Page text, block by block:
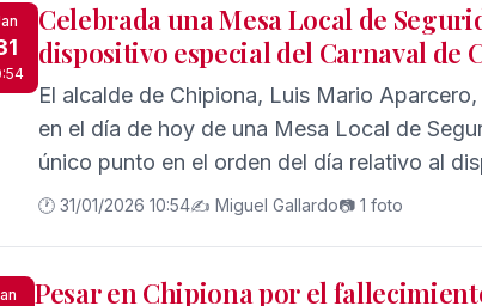
presentación de alegaciones.
Celebrada una Mesa Local de
dispositivo especial del Carnaval de
El alcalde de Chipiona, Luis Mario
en el día de hoy de una Mesa Local de
único punto en el orden del día relativo al
Carnaval de Chipiona 2026.
🕐 31/01/2026 10:54✍️ Miguel Gallardo📷 1 foto
Pesar en Chipiona por el